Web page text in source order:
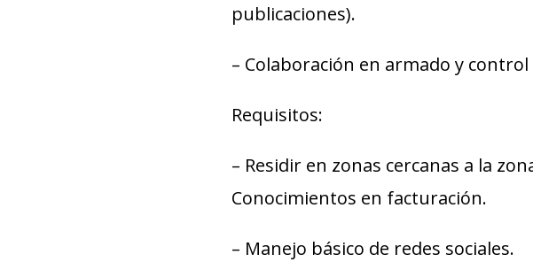
publicaciones).
– Colaboración en armado y
Requisitos:
– Residir en zonas cercanas a la
Conocimientos en facturación.
– Manejo básico de redes sociales.